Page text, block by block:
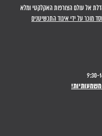
אל עולם הצורפות האקלקטי ומלא
מוכר על ידי איגוד התכשיטנים
משמעותיות!